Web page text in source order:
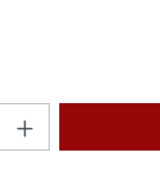
Gib